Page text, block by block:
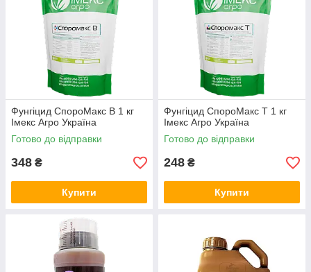
Фунгіцид СпороМакс В 1 кг
Імекс Агро Україна
Готово до відправки
348 ₴
Купити
Фунгіцид СпороМакс Т 1 кг
Імекс Агро Україна
Готово до відправки
248 ₴
Купити